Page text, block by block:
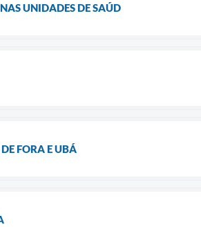
UNIDADES DE SAÚD
FORA E UBÁ